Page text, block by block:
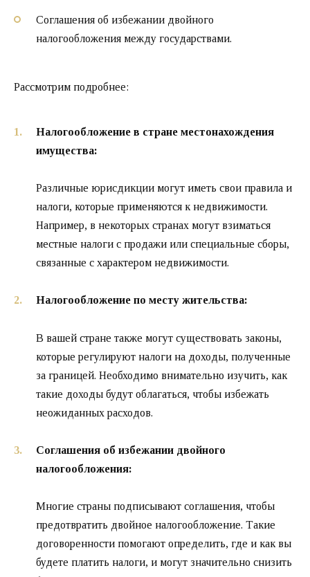
Соглашения об избежании двойного
налогообложения между государствами.
Рассмотрим подробнее:
Налогообложение в стране местонахождения
имущества:
Различные юрисдикции могут иметь свои правила и
налоги, которые применяются к недвижимости.
Например, в некоторых странах могут взиматься
местные налоги с продажи или специальные сборы,
связанные с характером недвижимости.
Налогообложение по месту жительства:
В вашей стране также могут существовать законы,
которые регулируют налоги на доходы, полученные
за границей. Необходимо внимательно изучить, как
такие доходы будут облагаться, чтобы избежать
неожиданных расходов.
Соглашения об избежании двойного
налогообложения:
Многие страны подписывают соглашения, чтобы
предотвратить двойное налогообложение. Такие
договоренности помогают определить, где и как вы
будете платить налоги, и могут значительно снизить